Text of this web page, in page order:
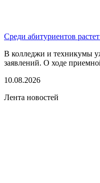
Среди абитуриентов
В колледжи и техникумы
заявлений. О ходе
10.08.2026
Лента новостей